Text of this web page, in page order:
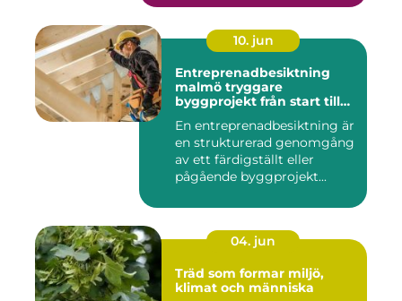
10. jun
Entreprenadbesiktning
malmö tryggare
byggprojekt från start till
En entreprenadbesiktning är
en strukturerad genomgång
av ett färdigställt eller
pågående byggprojekt...
04. jun
Träd som formar miljö,
klimat och människa